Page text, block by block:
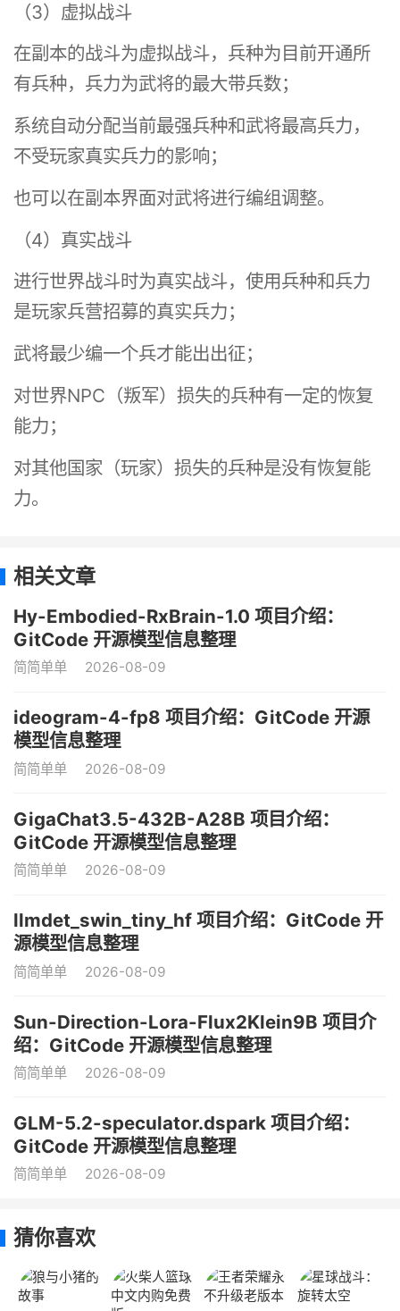
（3）虚拟战斗
在副本的战斗为虚拟战斗，兵种为目前开通所
有兵种，兵力为武将的最大带兵数；
系统自动分配当前最强兵种和武将最高兵力，
不受玩家真实兵力的影响；
也可以在副本界面对武将进行编组调整。
（4）真实战斗
进行世界战斗时为真实战斗，使用兵种和兵力
是玩家兵营招募的真实兵力；
武将最少编一个兵才能出出征；
对世界NPC（叛军）损失的兵种有一定的恢复
能力；
对其他国家（玩家）损失的兵种是没有恢复能
力。
相关文章
Hy-Embodied-RxBrain-1.0 项目介绍：
GitCode 开源模型信息整理
简简单单 2026-08-09
ideogram-4-fp8 项目介绍：GitCode 开源
模型信息整理
简简单单 2026-08-09
GigaChat3.5-432B-A28B 项目介绍：
GitCode 开源模型信息整理
简简单单 2026-08-09
llmdet_swin_tiny_hf 项目介绍：GitCode 开
源模型信息整理
简简单单 2026-08-09
Sun-Direction-Lora-Flux2Klein9B 项目介
绍：GitCode 开源模型信息整理
简简单单 2026-08-09
GLM-5.2-speculator.dspark 项目介绍：
GitCode 开源模型信息整理
简简单单 2026-08-09
猜你喜欢